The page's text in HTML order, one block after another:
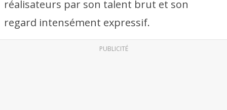
réalisateurs par son talent brut et son
regard intensément expressif.
PUBLICITÉ